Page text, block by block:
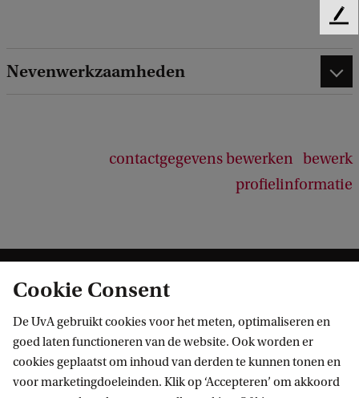
Nevenwerkzaamheden
contactgegevens bewerken bewerk
profielinformatie
Informatie voor
Cookie Consent
De UvA gebruikt cookies voor het meten, optimaliseren en
goed laten functioneren van de website. Ook worden er
cookies geplaatst om inhoud van derden te kunnen tonen en
voor marketingdoeleinden. Klik op ‘Accepteren’ om akkoord
F
e
d